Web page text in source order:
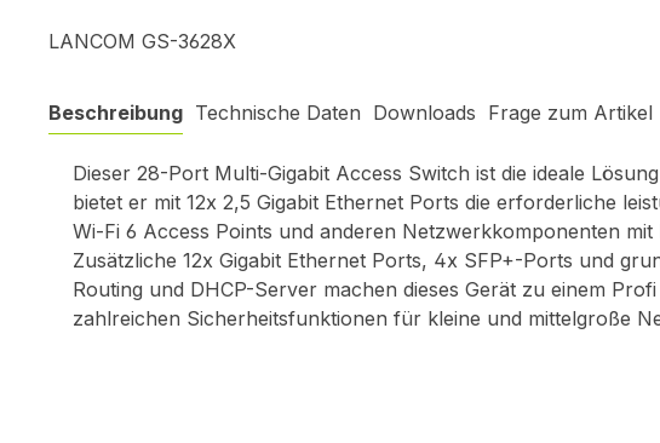
LANCOM GS-3628X
Beschreibung Technische Daten Downloads Frage zum Artikel
Dieser 28-Port Multi-Gigabit Access Switch ist die ideale
bietet er mit 12x 2,5 Gigabit Ethernet Ports die erforderliche
Wi-Fi 6 Access Points und anderen Netzwerkkomponenten
Zusätzliche 12x Gigabit Ethernet Ports, 4x SFP+-Ports und
Routing und DHCP-Server machen dieses Gerät zu einem
zahlreichen Sicherheitsfunktionen für kleine und mittelgroße